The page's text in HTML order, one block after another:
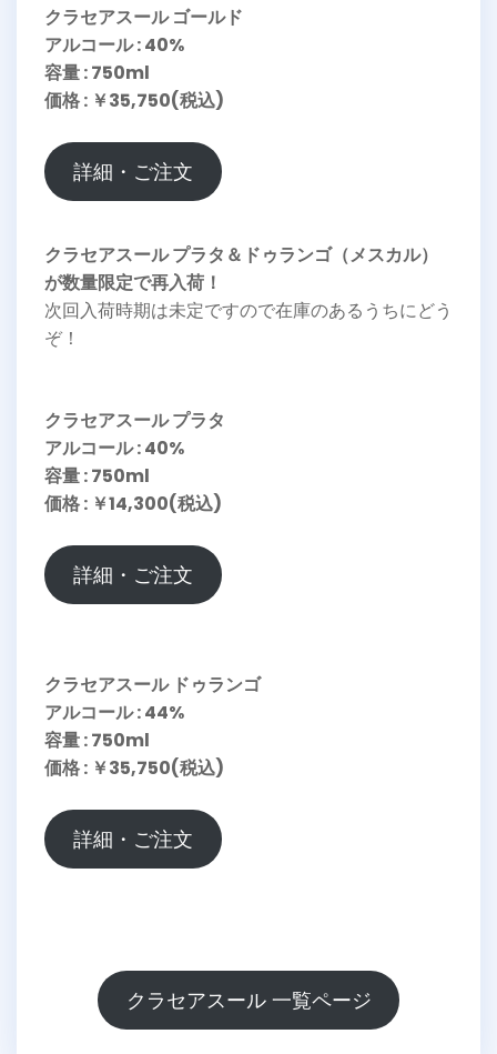
クラセアスール ゴールド
アルコール : 40%
容量 : 750ml
価格 : ￥35,750(税込)
詳細・ご注文
クラセアスール プラタ＆ドゥランゴ（メスカル）
が数量限定で再入荷！
次回入荷時期は未定ですので在庫のあるうちにどう
ぞ！
クラセアスール プラタ
アルコール : 40%
容量 : 750ml
価格 : ￥14,300(税込)
詳細・ご注文
クラセアスール ドゥランゴ
アルコール : 44%
容量 : 750ml
価格 : ￥35,750(税込)
詳細・ご注文
クラセアスール 一覧ページ